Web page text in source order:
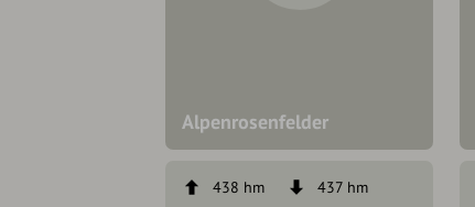
Alpenrosenfelder
438 hm
437 hm